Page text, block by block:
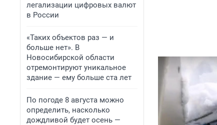
легализации цифровых валют
в России
«Таких объектов раз — и
больше нет». В
Новосибирской области
отремонтируют уникальное
здание — ему больше ста лет
По погоде 8 августа можно
определить, насколько
дождливой будет осень —